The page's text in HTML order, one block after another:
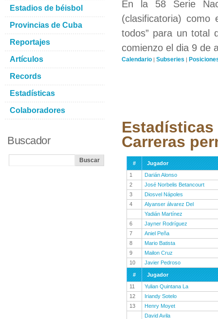
En la 58 Serie
(clasificatoria) como
todos” para un total
comienzo el dia 9 de
Calendario | Subseries |
Carreras
#
Jugador
1
Darián Alonso
2
José Norbelis Betancourt
3
Diosvel Nápoles
4
Alyanser álvarez Del
Yadián Martínez
6
Jayner Rodríguez
7
Aniel Peña
8
Mario Batista
9
Mailon Cruz
10
Javier Pedroso
#
Jugador
11
Yulian Quintana La
12
Iriandy Sotelo
13
Henry Moyet
David Avila
Estadios de béisbol
Provincias de Cuba
Reportajes
Artículos
Records
Estadísticas
Colaboradores
Buscador